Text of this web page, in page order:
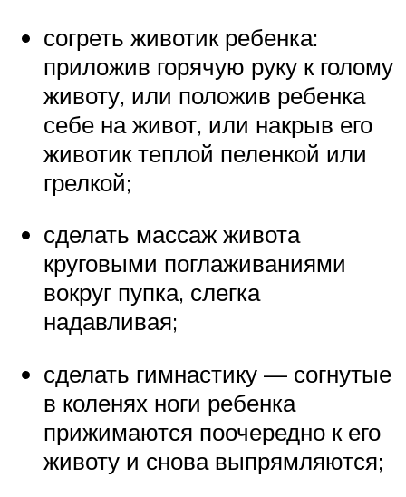
согреть животик ребенка:
приложив горячую руку к голому
животу, или положив ребенка
себе на живот, или накрыв его
животик теплой пеленкой или
грелкой;
сделать массаж живота
круговыми поглаживаниями
вокруг пупка, слегка
надавливая;
сделать гимнастику — согнутые
в коленях ноги ребенка
прижимаются поочередно к его
животу и снова выпрямляются;